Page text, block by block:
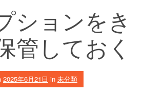
ションをき
管しておく
2025年6月21日 in 未分類